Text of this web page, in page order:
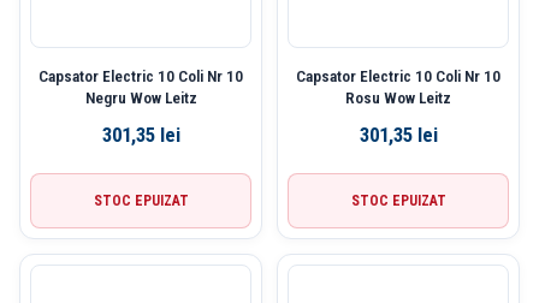
Capsator Electric 10 Coli Nr 10
Negru Wow Leitz
301,35 lei
STOC EPUIZAT
Capsator Electric 10 Coli Nr 10
Rosu Wow Leitz
301,35 lei
STOC EPUIZAT